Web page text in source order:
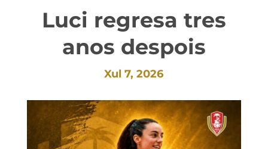
Luci regresa tres
anos despois
Xul 7, 2026